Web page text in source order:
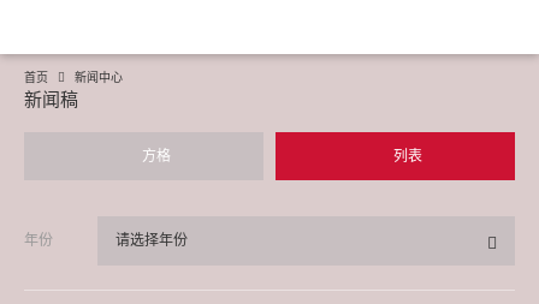
首页 新闻中心
新闻稿
方格 列表
年份 请选择年份